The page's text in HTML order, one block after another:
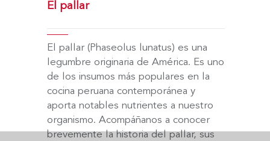
El pallar
El pallar (Phaseolus lunatus) es una
legumbre originaria de América. Es uno
de los insumos más populares en la
cocina peruana contemporánea y
aporta notables nutrientes a nuestro
organismo. Acompáñanos a conocer
brevemente la historia del pallar, sus